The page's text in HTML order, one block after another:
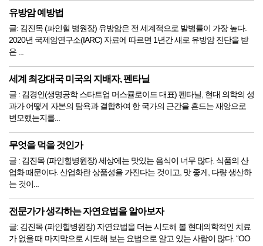
유방암 예방법
글: 김진목 (파인힐 병원장) 유방암은 전 세계적으로 발병률이 가장 높다.
2020년 국제암연구소(IARC) 자료에 따르면 1년간 새로 유방암 진단을 받
은 ...
세계 최강대국 미국의 지배자, 펜타닐
글 : 김경인(생명공학 스타트업 머스큘로이드 대표) 펜타닐, 현대 의학의 성
과가 어떻게 자본의 탐욕과 결합하여 한 국가의 근간을 흔드는 재앙으로
변모했는지를...
무엇을 먹을 것인가
글 : 김진목 (파인힐병원장) 세상에는 맛있는 음식이 너무 많다. 식품의 산
업화 때문이다. 산업화란 상품성을 가진다는 것이고, 맛 좋게, 다량 생산하
는 것이...
전문가가 생각하는 자연요법을 알아보자
글: 김진목 (파인힐병원장) 자연요법을 더는 시도해 볼 현대의학적인 치료
가 없을 때 마지막으로 시도해 보는 요법으로 알고 있는 사람이 많다. “OO